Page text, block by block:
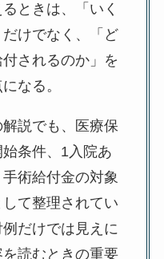
ときは、「いく
けでなく、「ど
されるのか」を
なる。
説でも、医療保
条件、1入院あ
術給付金の対象
て整理されてい
だけでは見えに
読むときの重要